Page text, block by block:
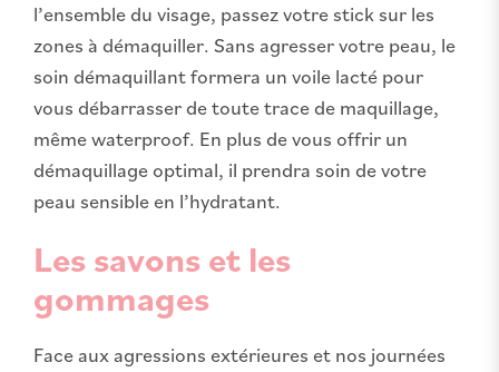
l’ensemble du visage, passez votre stick sur les
zones à démaquiller. Sans agresser votre peau, le
soin démaquillant formera un voile lacté pour
vous débarrasser de toute trace de maquillage,
même waterproof. En plus de vous offrir un
démaquillage optimal, il prendra soin de votre
peau sensible en l’hydratant.
Les savons et les
gommages
Face aux agressions extérieures et nos journées